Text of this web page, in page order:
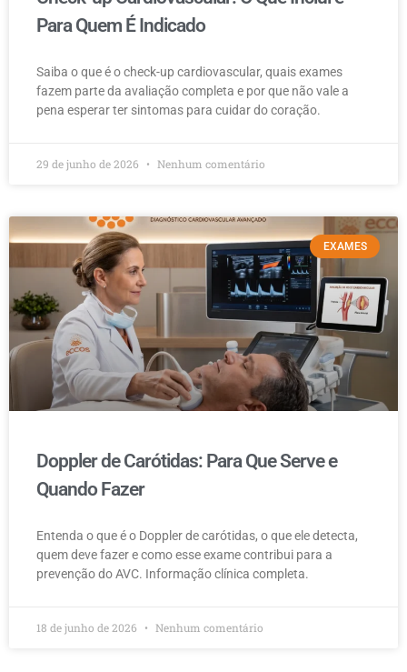
Para Quem É Indicado
Saiba o que é o check-up cardiovascular, quais exames
fazem parte da avaliação completa e por que não vale a
pena esperar ter sintomas para cuidar do coração.
29 de junho de 2026 Nenhum comentário
EXAMES
Doppler de Carótidas: Para Que Serve e
Quando Fazer
Entenda o que é o Doppler de carótidas, o que ele detecta,
quem deve fazer e como esse exame contribui para a
prevenção do AVC. Informação clínica completa.
18 de junho de 2026 Nenhum comentário